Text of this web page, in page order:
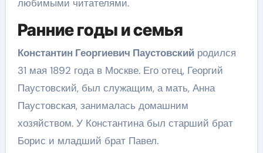
любимыми читателями.
Ранние годы и семья
Константин Георгиевич Паустовскийродился
31 мая 1892 года в Москве. Его отец, Георгий
Паустовский, был служащим, а мать, Анна
Паустовская, занималась домашним
хозяйством. У Константина был старший брат
Борис и младший брат Павел.